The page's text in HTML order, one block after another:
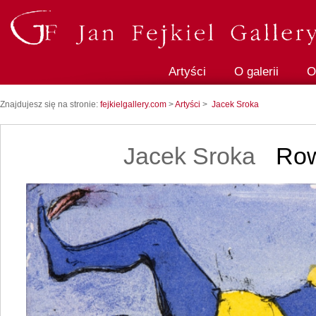
Artyści O galerii
Znajdujesz się na stronie: fejkielgallery.com >Artyści > Jacek Sroka
Jacek Sroka